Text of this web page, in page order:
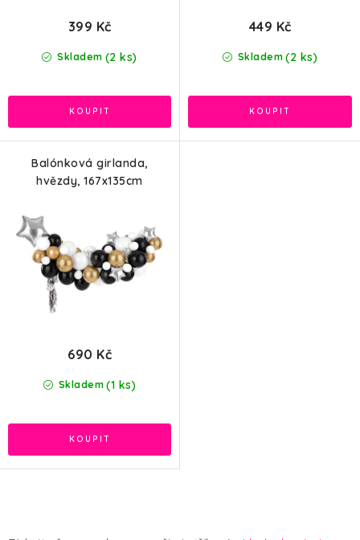
Skladem (2 ks)
399 Kč
Skladem (2 ks)
449 Kč
Balónková girlanda,
hvězdy, 167x135cm
Skladem (1 ks)
690 Kč